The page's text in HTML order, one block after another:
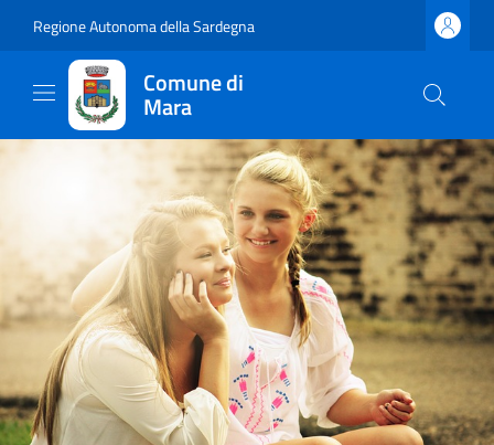
Regione Autonoma della Sardegna
Comune di
Mara